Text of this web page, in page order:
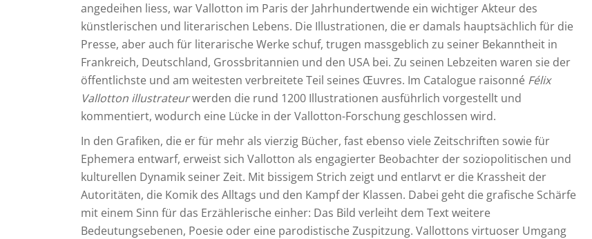
angedeihen liess, war Vallotton im Paris der Jahrhundertwende ein wichtiger Akteur des
künstlerischen und literarischen Lebens. Die Illustrationen, die er damals hauptsächlich für die
Presse, aber auch für literarische Werke schuf, trugen massgeblich zu seiner Bekanntheit in
Frankreich, Deutschland, Grossbritannien und den USA bei. Zu seinen Lebzeiten waren sie der
öffentlichste und am weitesten verbreitete Teil seines Œuvres. Im Catalogue raisonné Félix
Vallotton illustrateurwerden die rund 1200 Illustrationen ausführlich vorgestellt und
kommentiert, wodurch eine Lücke in der Vallotton-Forschung geschlossen wird.
In den Grafiken, die er für mehr als vierzig Bücher, fast ebenso viele Zeitschriften sowie für
Ephemera entwarf, erweist sich Vallotton als engagierter Beobachter der soziopolitischen und
kulturellen Dynamik seiner Zeit. Mit bissigem Strich zeigt und entlarvt er die Krassheit der
Autoritäten, die Komik des Alltags und den Kampf der Klassen. Dabei geht die grafische Schärfe
mit einem Sinn für das Erzählerische einher: Das Bild verleiht dem Text weitere
Bedeutungsebenen, Poesie oder eine parodistische Zuspitzung. Vallottons virtuoser Umgang